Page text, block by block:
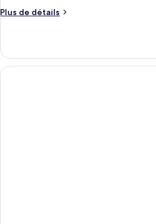
Plus de détails
Plus
Chambre